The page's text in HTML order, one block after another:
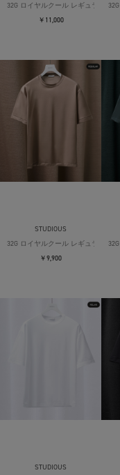
32G ロイヤルクール レギュラーTシ
￥11,000
STUDIOUS
32G ロイヤルクール レギュラーTシ
￥9,900
STUDIOUS